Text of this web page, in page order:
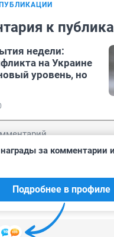
к
недели:
на Украине
уровень, но
за комментарии
Подробнее в профиле